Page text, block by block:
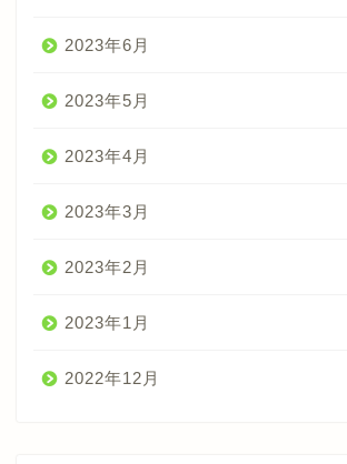
2023年6月
2023年5月
2023年4月
2023年3月
2023年2月
2023年1月
2022年12月